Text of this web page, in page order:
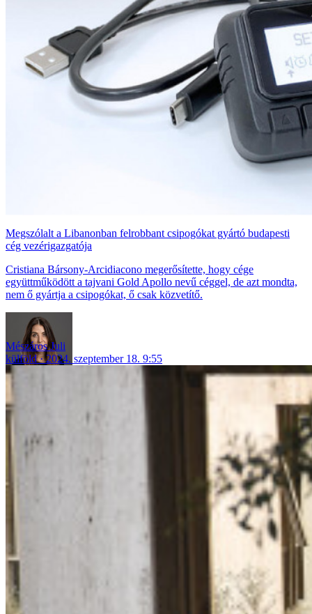
Megszólalt a Libanonban felrobbant csipogókat gyártó budapesti
cég vezérigazgatója
Cristiana Bársony-Arcidiacono megerősítette, hogy cége
együttműködött a tajvani Gold Apollo nevű céggel, de azt mondta,
nem ő gyártja a csipogókat, ő csak közvetítő.
Mészáros Juli
külföld
2024. szeptember 18. 9:55